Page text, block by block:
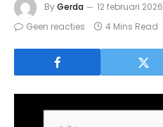
ByGerda 12 februari 2026
Geen reacties
4 Mins Read